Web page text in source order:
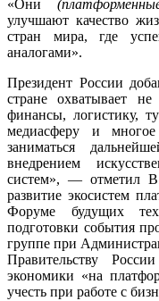
«Они
улучшают качество
стран мира, где
аналогами».
Президент России
стране охватывает
финансы, логистику,
медиасферу и
заниматься
внедрением
систем», — отметил
развитие экосистем
Форуме будущих
подготовки события
группе при
Правительству
экономики «на
учесть при работе с